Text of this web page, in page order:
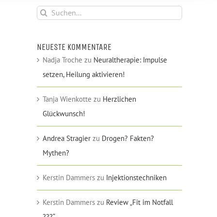
Suche
NEUESTE KOMMENTARE
Nadja Troche zu Neuraltherapie: Impulse
setzen, Heilung aktivieren!
Tanja Wienkotte zu Herzlichen
Glückwunsch!
Andrea Stragier zu Drogen? Fakten?
Mythen?
Kerstin Dammers zu Injektionstechniken
Kerstin Dammers zu Review „Fit im Notfall